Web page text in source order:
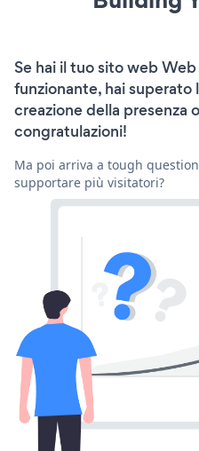
Se hai il tuo sito web
funzionante, hai superato
creazione della presenza
congratulazioni!
Ma poi arriva a tough
supportare più visitatori?